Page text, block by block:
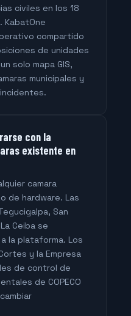
civiles en los 18
KabatOne
compartido
de unidades
solo mapa GIS,
municipales y
con la
existente en
camara
de hardware. Las
San
Ceiba se
la plataforma. Los
y la Empresa
de control de
de COPECO